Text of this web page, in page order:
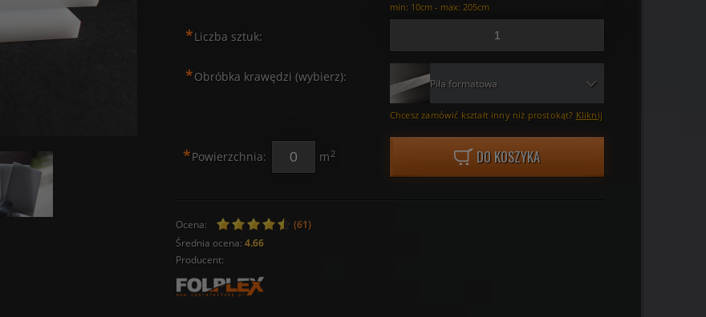
min: 10cm - max: 205cm
*Liczba sztuk:
*Obróbka krawędzi (wybierz): Piła formatowa
Chcesz zamówić kształt inny niż prostokąt? Kliknij
*Powierzchnia: m2 DO KOSZYKA
Ocena:
(61)
Średnia ocena: 4.66
Producent: